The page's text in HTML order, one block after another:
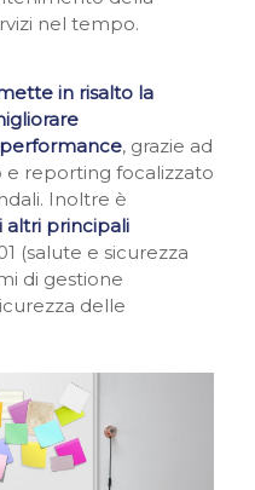
nel tempo.
in risalto la
, grazie ad
e reporting focalizzato
Inoltre è
principali
(salute e sicurezza
di gestione
delle